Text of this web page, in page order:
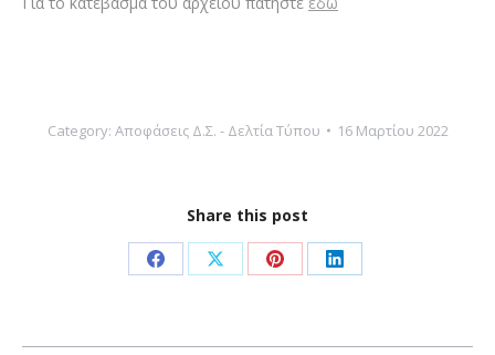
Category: Αποφάσεις Δ.Σ. - Δελτία Τύπου 16 Μαρτίου 2022
Share this post
Share
Facebook
Share
X
Share
Pinterest
Share
LinkedIn